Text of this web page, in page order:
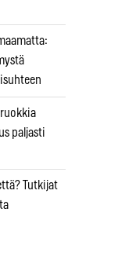
paljasti
Tutkijat